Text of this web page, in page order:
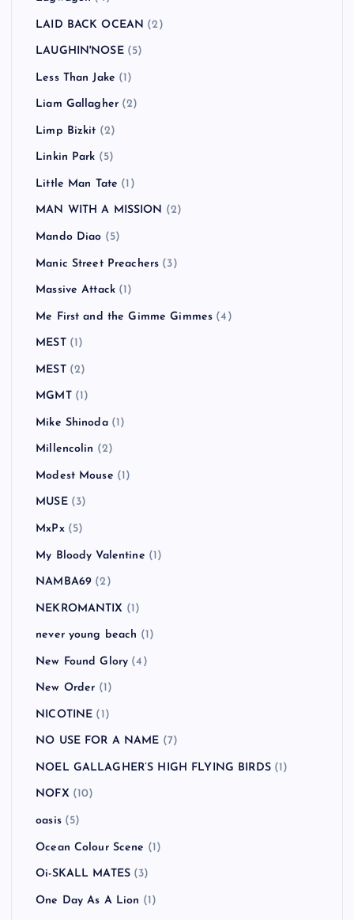
LAID BACK OCEAN (2)
LAUGHIN'NOSE(5)
Less Than Jake (1)
Liam Gallagher (2)
Limp Bizkit (2)
Linkin Park (5)
Little Man Tate (1)
MAN WITH A MISSION (2)
Mando Diao (5)
Manic Street Preachers (3)
Massive Attack (1)
Me First and the Gimme Gimmes (4)
MEST(1)
MEST(2)
MGMT(1)
Mike Shinoda(1)
Millencolin (2)
Modest Mouse (1)
MUSE(3)
MxPx(5)
My Bloody Valentine (1)
NAMBA69 (2)
NEKROMANTIX (1)
never young beach (1)
New Found Glory (4)
New Order (1)
NICOTINE (1)
NO USE FOR A NAME (7)
NOEL GALLAGHER’S HIGH FLYING BIRDS(1)
NOFX (10)
oasis(5)
Ocean Colour Scene (1)
Oi-SKALL MATES (3)
One Day As A Lion (1)